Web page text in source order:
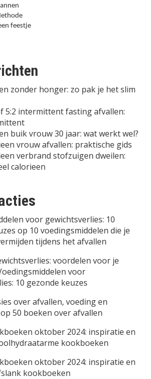
feestje
zonder honger: zo pak je het slim
5:2 intermittent fasting afvallen:
buik vrouw 30 jaar: wat werkt wel?
vrouw afvallen: praktische gids
verbrand stofzuigen dweilen:
calorieen
voor gewichtsverlies: 10
op 10 voedingsmiddelen die je
tijdens het afvallen
voordelen voor je
voor
10 gezonde keuzes
over afvallen, voeding en
op 50 boeken over afvallen
oktober 2024: inspiratie en
kookboeken
oktober 2024: inspiratie en
kookboeken